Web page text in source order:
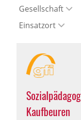
Gesellschaft
Einsatzort
Kaufbeuren